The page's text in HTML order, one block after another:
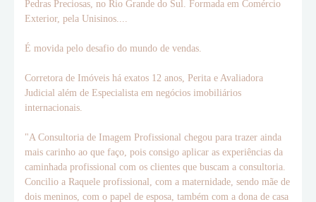
Pedras Preciosas, no Rio Grande do Sul. Formada em Comércio
Exterior, pela Unisinos....
É movida pelo desafio do mundo de vendas.
Corretora de Imóveis há exatos 12 anos, Perita e Avaliadora
Judicial além de Especialista em negócios imobiliários
internacionais.
"A Consultoria de Imagem Profissional chegou para trazer ainda
mais carinho ao que faço, pois consigo aplicar as experiências da
caminhada profissional com os clientes que buscam a consultoria.
Concilio a Raquele profissional, com a maternidade, sendo mãe de
dois meninos, com o papel de esposa, também com a dona de casa